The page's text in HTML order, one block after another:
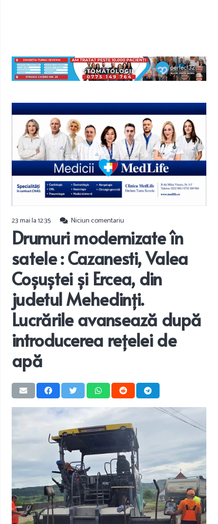
23 mai la 12:35 Niciun comentariu
Drumuri modernizate în
satele : Cazanesti, Valea
Coșuștei și Ercea, din
judetul Mehedinți.
Lucrările avansează după
introducerea rețelei de
apă